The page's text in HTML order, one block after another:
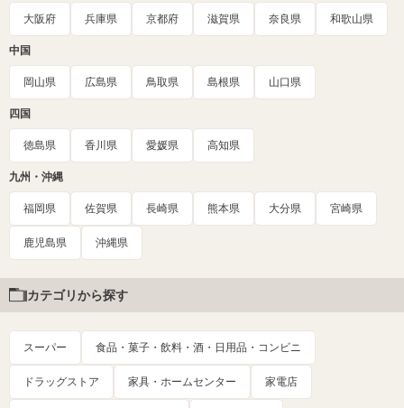
大阪府 兵庫県 京都府 滋賀県 奈良県 和歌山県
中国
岡山県 広島県 鳥取県 島根県 山口県
四国
徳島県 香川県 愛媛県 高知県
九州・沖縄
福岡県 佐賀県 長崎県 熊本県 大分県 宮崎県
鹿児島県 沖縄県
カテゴリから探す
スーパー 食品・菓子・飲料・酒・日用品・コンビニ
ドラッグストア 家具・ホームセンター 家電店